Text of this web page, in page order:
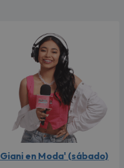
en Moda' (sábado)